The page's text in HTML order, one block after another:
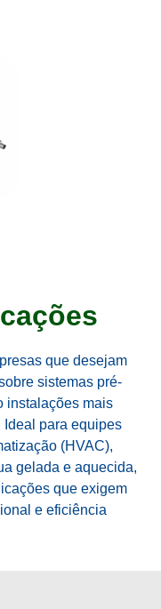
que desejam
sistemas pré-
instalações mais
para equipes
(HVAC),
gelada e aquecida,
que exigem
e eficiência